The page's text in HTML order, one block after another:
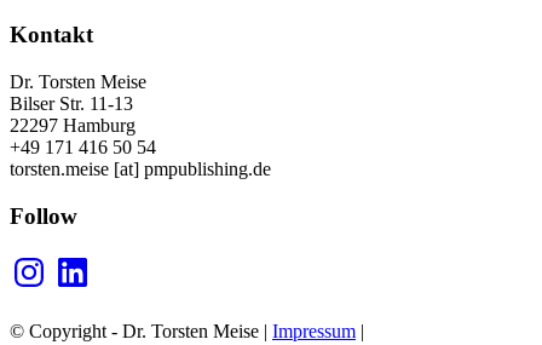
Kontakt
Dr. Torsten Meise
Bilser Str. 11-13
22297 Hamburg
+49 171 416 50 54
torsten.meise [at] pmpublishing.de
Follow
InstagramLinkedIn
© Copyright - Dr. Torsten Meise | Impressum |